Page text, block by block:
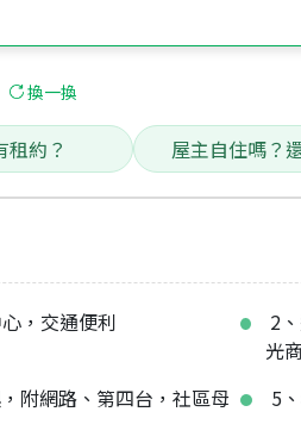
換一換
租約？ 屋主自住嗎？
，交通便利
2
光
附網路、第四台，社區母
5